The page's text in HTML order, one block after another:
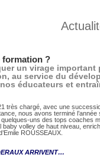
formation ?
un virage important
au service du
éducateurs et
très chargé, avec une
nous avons terminé l’année
uns des tops coaches
baby volley de haut niveau,
ROUSSEAUX.
ARRIVENT…